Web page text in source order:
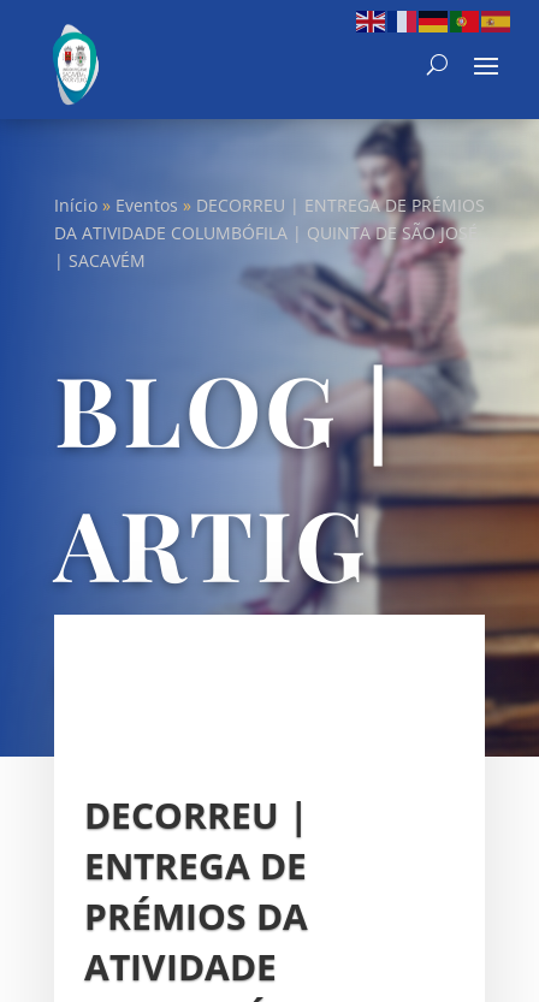
Início» Eventos » DECORREU | ENTREGA DE PRÉMIOS
DA ATIVIDADE COLUMBÓFILA | QUINTA DE SÃO JOSÉ
| SACAVÉM
BLOG |
ARTIG
UNIÃO DAS FREGUESIAS DE
DECORREU |
ENTREGA DE
PRÉMIOS DA
ATIVIDADE